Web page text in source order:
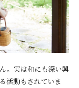
。実は和にも深い興
活動もされていま